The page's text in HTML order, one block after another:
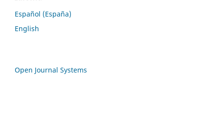
Español (España)
English
Open Journal Systems